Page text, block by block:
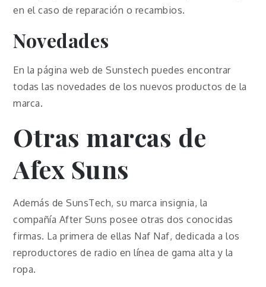
en el caso de reparación o recambios.
Novedades
En la página web de Sunstech puedes encontrar
todas las novedades de los nuevos productos de la
marca.
Otras marcas de
Afex Suns
Además de SunsTech, su marca insignia, la
compañía After Suns posee otras dos conocidas
firmas. La primera de ellas Naf Naf, dedicada a los
reproductores de radio en línea de gama alta y la
ropa.